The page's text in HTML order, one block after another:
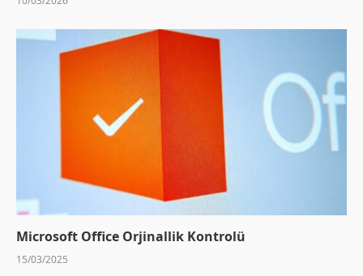
Microsoft Office Orjinallik Kontrolü
15/03/2025